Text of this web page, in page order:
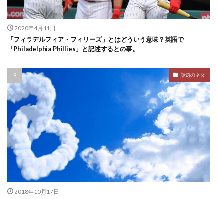
2020年4月11日
「フィラデルフィア・フィリーズ」とはどういう意味？英語で
「Philadelphia Phillies」と記述するとの事。
話題のネタ
2018年10月17日